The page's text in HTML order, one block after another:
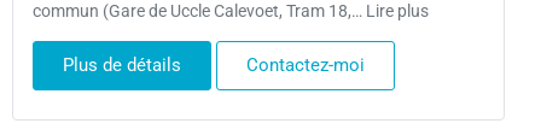
commun (Gare de Uccle Calevoet, Tram 18,… Lire plus
Plus de détails Contactez-moi